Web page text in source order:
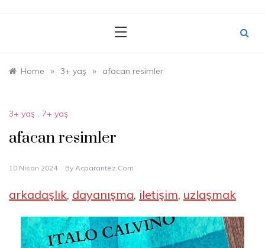
Home » 3+ yaş » afacan resimler
3+ yaş , 7+ yaş
afacan resimler
10 Nisan 2024 By Acparantez.com
arkadaşlık, dayanışma, iletişim, uzlaşmak